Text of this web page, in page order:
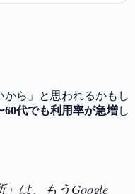
から」と思われるかもし
60代でも利用率が急増し
は、もうGoogle